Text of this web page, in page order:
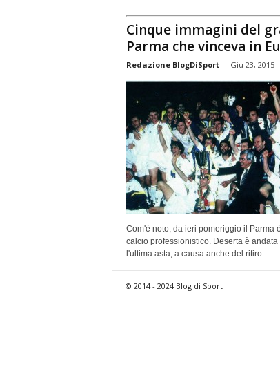
Cinque immagini del
Parma che vinceva in
Redazione BlogDiSport - Giu 23, 2015
Com'è noto, da ieri pomeriggio il Parma
calcio professionistico. Deserta è andata
l'ultima asta, a causa anche del ritiro...
© 2014 - 2024 Blog di Sport